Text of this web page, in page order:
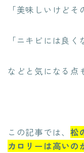
「美味しいけど
「ニキビには良
などと気になる点
この記事では、 松
カロリーは高いの